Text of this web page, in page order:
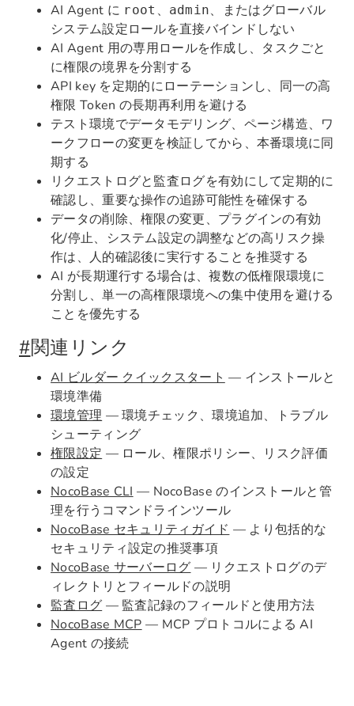
AI Agent に root 、 admin、またはグローバル
システム設定ロールを直接バインドしない
AI Agent 用の専用ロールを作成し、タスクごと
に権限の境界を分割する
API key を定期的にローテーションし、同一の高
権限 Token の長期再利用を避ける
テスト環境でデータモデリング、ページ構造、ワ
ークフローの変更を検証してから、本番環境に同
期する
リクエストログと監査ログを有効にして定期的に
確認し、重要な操作の追跡可能性を確保する
データの削除、権限の変更、プラグインの有効
化/停止、システム設定の調整などの高リスク操
作は、人的確認後に実行することを推奨する
AI が長期運行する場合は、複数の低権限環境に
分割し、単一の高権限環境への集中使用を避ける
ことを優先する
#関連リンク
AI ビルダー クイックスタート — インストールと
環境準備
環境管理 — 環境チェック、環境追加、トラブル
シューティング
権限設定 — ロール、権限ポリシー、リスク評価
の設定
NocoBase CLI — NocoBase のインストールと管
理を行うコマンドラインツール
NocoBase セキュリティガイド — より包括的な
セキュリティ設定の推奨事項
NocoBase サーバーログ — リクエストログのデ
ィレクトリとフィールドの説明
監査ログ — 監査記録のフィールドと使用方法
NocoBase MCP — MCP プロトコルによる AI
Agent の接続